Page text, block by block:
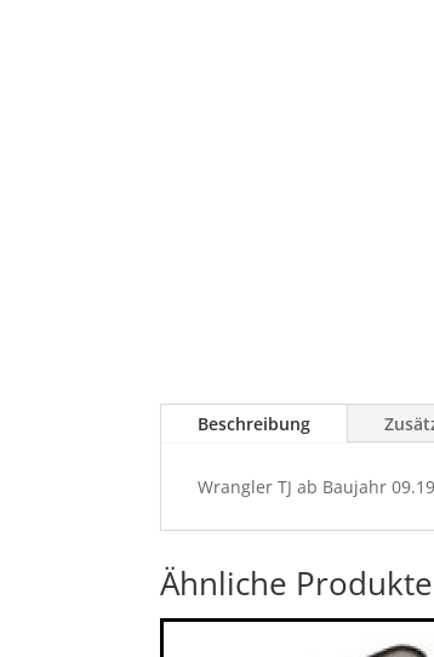
Beschreibung
Wrangler TJ ab Baujahr
Ähnliche Produkte